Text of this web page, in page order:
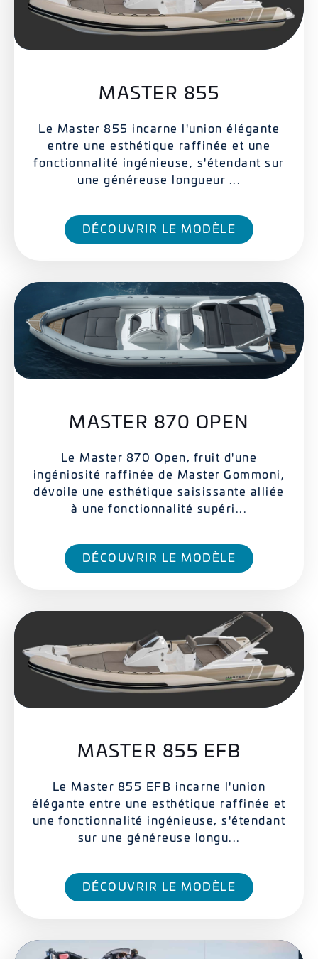
MASTER 855
Le Master 855 incarne l'union élégante
entre une esthétique raffinée et une
fonctionnalité ingénieuse, s'étendant sur
une généreuse longueur ...
DÉCOUVRIR LE MODÈLE
MASTER 870 OPEN
Le Master 870 Open, fruit d'une
ingéniosité raffinée de Master Gommoni,
dévoile une esthétique saisissante alliée
à une fonctionnalité supéri...
DÉCOUVRIR LE MODÈLE
MASTER 855 EFB
Le Master 855 EFB incarne l'union
élégante entre une esthétique raffinée et
une fonctionnalité ingénieuse, s'étendant
sur une généreuse longu...
DÉCOUVRIR LE MODÈLE